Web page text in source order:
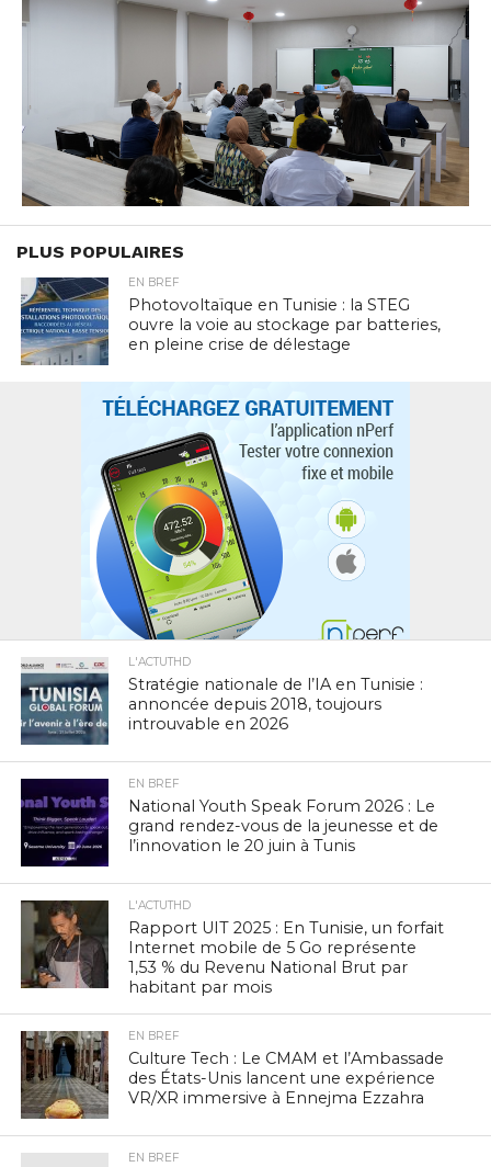
PLUS POPULAIRES
EN BREF
Photovoltaïque en Tunisie : la STEG
ouvre la voie au stockage par batteries,
en pleine crise de délestage
L'ACTUTHD
Stratégie nationale de l’IA en Tunisie :
annoncée depuis 2018, toujours
introuvable en 2026
EN BREF
National Youth Speak Forum 2026 : Le
grand rendez-vous de la jeunesse et de
l’innovation le 20 juin à Tunis
L'ACTUTHD
Rapport UIT 2025 : En Tunisie, un forfait
Internet mobile de 5 Go représente
1,53 % du Revenu National Brut par
habitant par mois
EN BREF
Culture Tech : Le CMAM et l’Ambassade
des États-Unis lancent une expérience
VR/XR immersive à Ennejma Ezzahra
EN BREF